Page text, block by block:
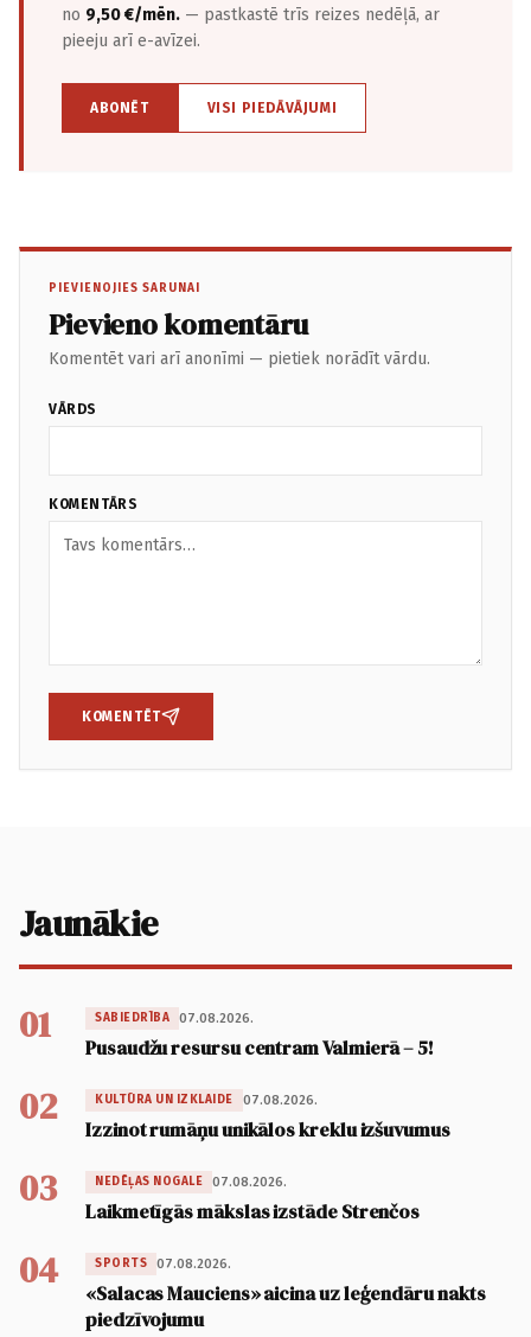
no 9,50 €/mēn. — pastkastē trīs reizes nedēļā, ar
pieeju arī e-avīzei.
ABONĒT VISI PIEDĀVĀJUMI
PIEVIENOJIES SARUNAI
Pievieno komentāru
Komentēt vari arī anonīmi — pietiek norādīt vārdu.
VĀRDS
KOMENTĀRS
KOMENTĒT
Jaunākie
01 SABIEDRĪBA 07.08.2026.
Pusaudžu resursu centram Valmierā – 5!
02 KULTŪRA UN IZKLAIDE 07.08.2026.
Izzinot rumāņu unikālos kreklu izšuvumus
03 NEDĒĻAS NOGALE 07.08.2026.
Laikmetīgās mākslas izstāde Strenčos
04 SPORTS 07.08.2026.
«Salacas Mauciens» aicina uz leģendāru nakts
piedzīvojumu